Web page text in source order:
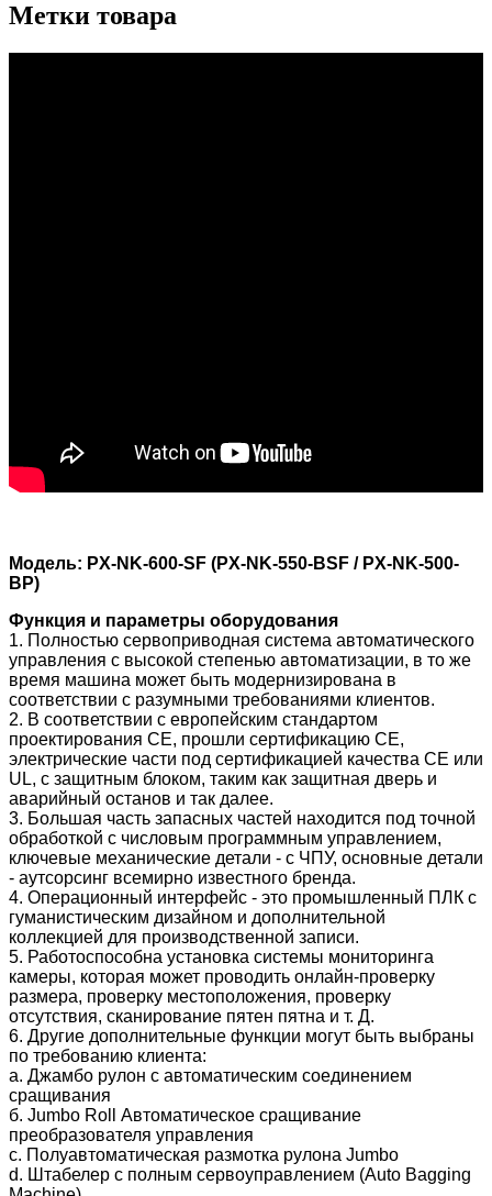
Метки товара
Модель: PX-NK-600-SF (PX-NK-550-BSF / PX-NK-500-
BP)
Функция и параметры оборудования
1. Полностью сервоприводная система автоматического
управления с высокой степенью автоматизации, в то же
время машина может быть модернизирована в
соответствии с разумными требованиями клиентов.
2. В соответствии с европейским стандартом
проектирования СЕ, прошли сертификацию СЕ,
электрические части под сертификацией качества СЕ или
UL, с защитным блоком, таким как защитная дверь и
аварийный останов и так далее.
3. Большая часть запасных частей находится под точной
обработкой с числовым программным управлением,
ключевые механические детали - с ЧПУ, основные детали
- аутсорсинг всемирно известного бренда.
4. Операционный интерфейс - это промышленный ПЛК с
гуманистическим дизайном и дополнительной
коллекцией для производственной записи.
5. Работоспособна установка системы мониторинга
камеры, которая может проводить онлайн-проверку
размера, проверку местоположения, проверку
отсутствия, сканирование пятен пятна и т. Д.
6. Другие дополнительные функции могут быть выбраны
по требованию клиента:
a. Джамбо рулон с автоматическим соединением
сращивания
б. Jumbo Roll Автоматическое сращивание
преобразователя управления
c. Полуавтоматическая размотка рулона Jumbo
d. Штабелер с полным сервоуправлением (Auto Bagging